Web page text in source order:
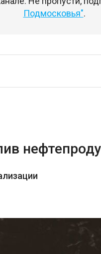
Подмосковья".